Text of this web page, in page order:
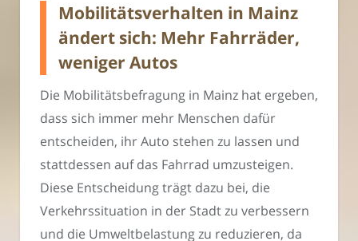
Mobilitätsverhalten in Mainz
ändert sich: Mehr Fahrräder,
weniger Autos
Die Mobilitätsbefragung in Mainz hat ergeben,
dass sich immer mehr Menschen dafür
entscheiden, ihr Auto stehen zu lassen und
stattdessen auf das Fahrrad umzusteigen.
Diese Entscheidung trägt dazu bei, die
Verkehrssituation in der Stadt zu verbessern
und die Umweltbelastung zu reduzieren, da